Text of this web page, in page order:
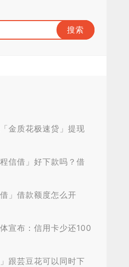
金质花极速贷」提现
信借」好下款吗？借
」借款额度怎么开
宣布：信用卡少还100
」跟芸豆花可以同时下